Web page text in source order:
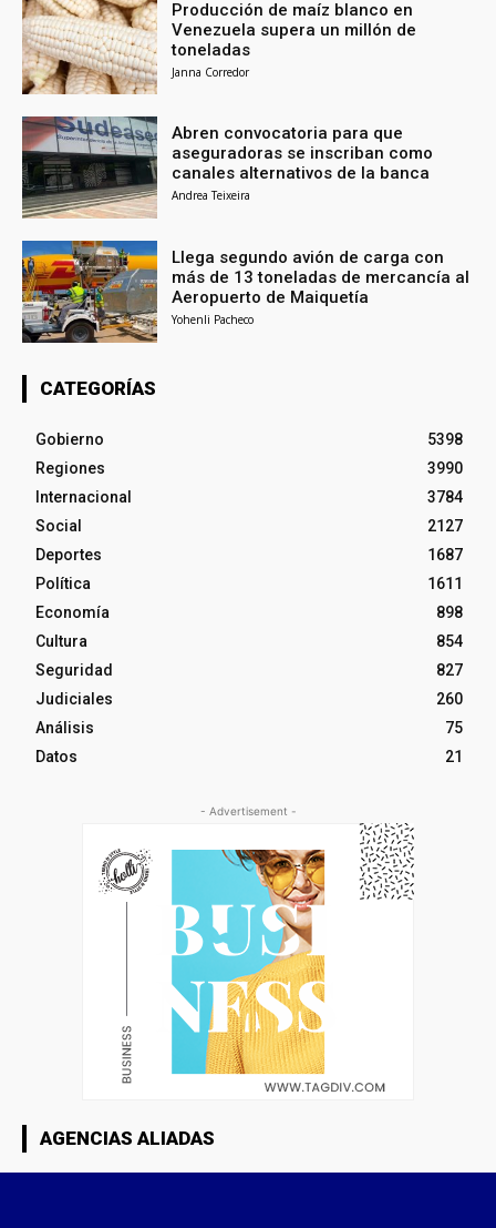
Producción de maíz blanco en
Venezuela supera un millón de
toneladas
Janna Corredor
Abren convocatoria para que
aseguradoras se inscriban como
canales alternativos de la banca
Andrea Teixeira
Llega segundo avión de carga con
más de 13 toneladas de mercancía al
Aeropuerto de Maiquetía
Yohenli Pacheco
CATEGORÍAS
Gobierno
5398
Regiones
3990
Internacional
3784
Social
2127
Deportes
1687
Política
1611
Economía
898
Cultura
854
Seguridad
827
Judiciales
260
Análisis
75
Datos
21
- Advertisement -
AGENCIAS ALIADAS